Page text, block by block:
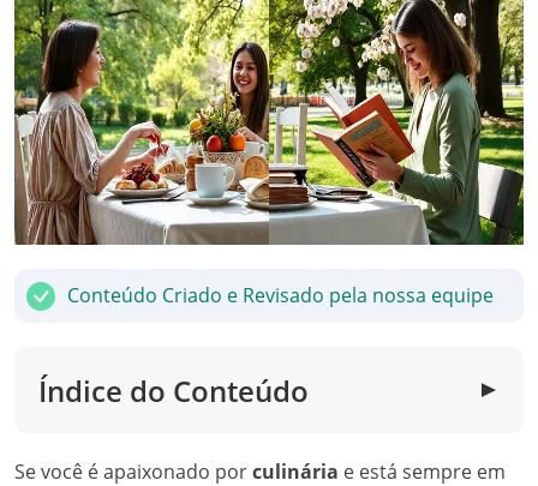
Conteúdo Criado e Revisado pela nossa equipe
Índice do Conteúdo ▼
Se você é apaixonado porculinária e está sempre em